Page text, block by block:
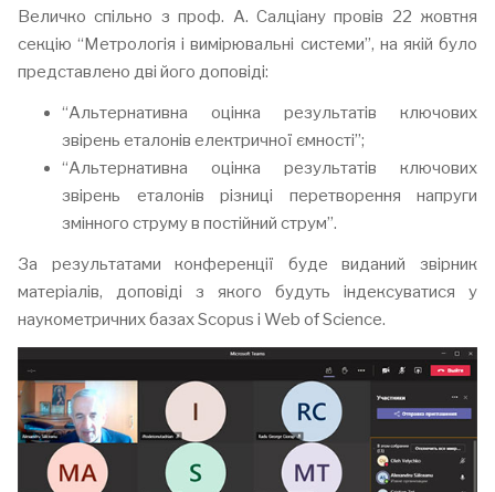
Величко спільно з проф. А. Салціану провів 22 жовтня
секцію “Метрологія і вимірювальні системи”, на якій було
представлено дві його доповіді:
“Альтернативна оцінка результатів ключових
звірень еталонів електричної ємності”;
“Альтернативна оцінка результатів ключових
звірень еталонів різниці перетворення напруги
змінного струму в постійний струм”.
За результатами конференції буде виданий звірник
матеріалів, доповіді з якого будуть індексуватися у
наукометричних базах Scopus і Web of Science.